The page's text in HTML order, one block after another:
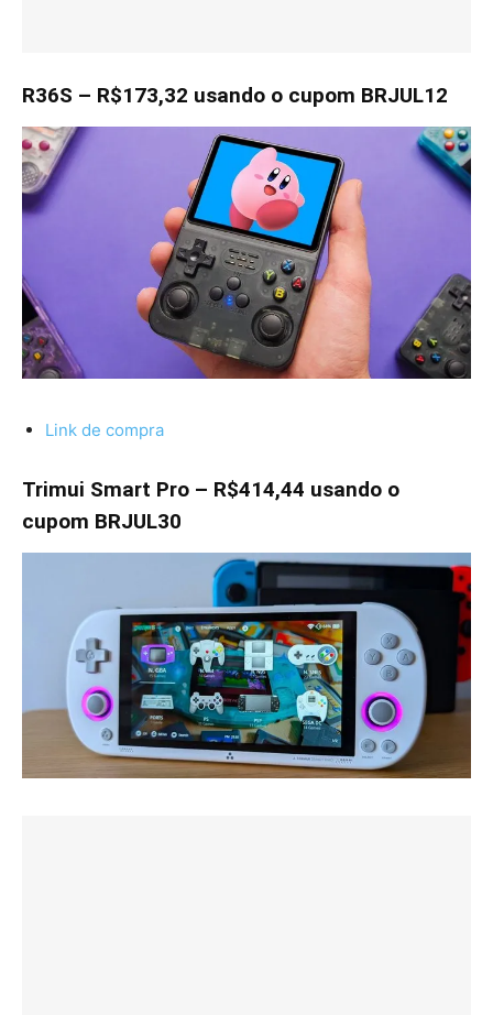
R36S – R$173,32 usando o cupom BRJUL12
Link de compra
Trimui Smart Pro – R$414,44 usando o
cupom BRJUL30